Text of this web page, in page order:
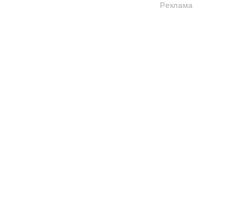
Реклама